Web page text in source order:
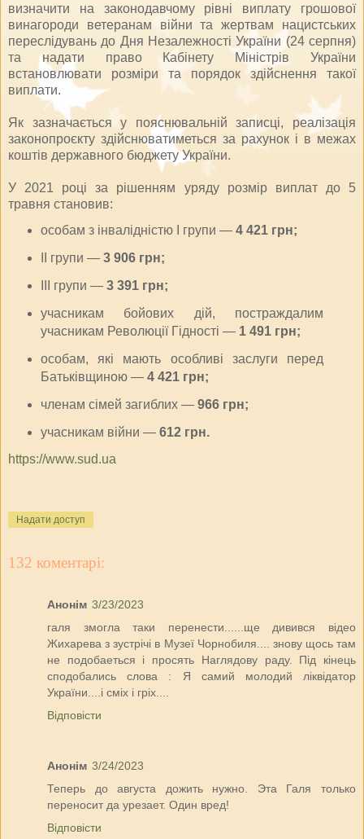
визначити на законодавчому рівні виплату грошової
винагороди ветеранам війни та жертвам нацистських
переслідувань до Дня Незалежності України (24 серпня)
та надати право Кабінету Міністрів України
встановлювати розміри та порядок здійснення такої
виплати.
Як зазначається у пояснювальній записці, реалізація
законопроєкту здійснюватиметься за рахунок і в межах
коштів державного бюджету України.
У 2021 році за рішенням уряду розмір виплат до 5
травня становив:
особам з інвалідністю I групи —4 421 грн;
II групи — 3 906 грн;
III групи —3 391 грн;
учасникам бойових дій, постраждалим
учасникам Революції Гідності — 1 491 грн;
особам, які мають особливі заслуги перед
Батьківщиною —4 421 грн;
членам сімей загиблих — 966 грн;
учасникам війни — 612 грн.
https://www.sud.ua
Надати доступ
132 коментарі:
Анонім 3/23/2023
галя змогла таки перенести......ще дивився відео
Жихарева з зустрічі в Музеї Чорнобиля.... знову щось там
не подобаеться і просять Наглядову раду. Під кінець
сподобались слова : Я самий молодий ліквідатор
України....і сміх і гріх....
Відповісти
Анонім 3/24/2023
Теперь до августа дожить нужно. Эта Галя только
переносит да урезает. Один вред!
Відповісти